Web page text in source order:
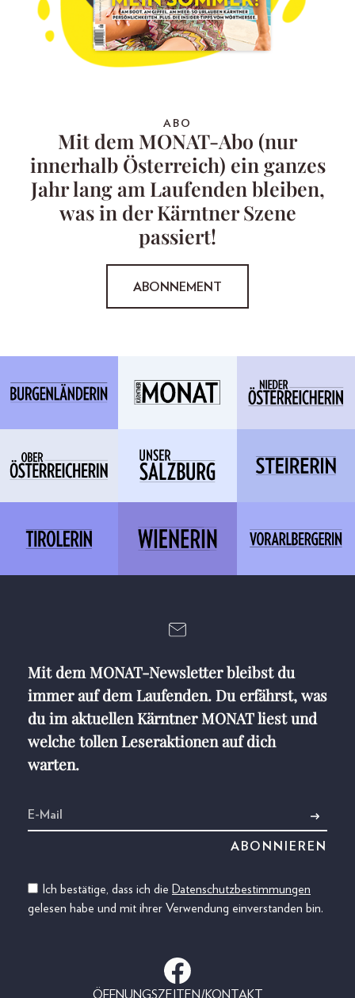
ABO
Mit dem MONAT-Abo (nur
innerhalb Österreich) ein ganzes
Jahr lang am Laufenden bleiben,
was in der Kärntner Szene
passiert!
ABONNEMENT
Mit dem MONAT-Newsletter bleibst du
immer auf dem Laufenden. Du erfährst, was
du im aktuellen Kärntner MONAT liest und
welche tollen Leseraktionen auf dich
warten.
Ich bestätige, dass ich die Datenschutzbestimmungen
gelesen habe und mit ihrer Verwendung einverstanden bin.
ÖFFNUNGSZEITEN/KONTAKT